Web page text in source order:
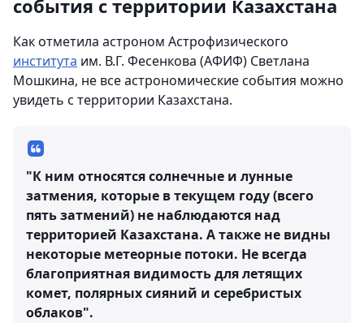
события с территории Казахстана
Как отметила астроном Астрофизического
института им. В.Г. Фесенкова (АФИФ) Светлана
Мошкина, не все астрономические события можно
увидеть с территории Казахстана.
"К ним относятся солнечные и лунные
затмения, которые в текущем году (всего
пять затмений) не наблюдаются над
территорией Казахстана. А также не видны
некоторые метеорные потоки. Не всегда
благоприятная видимость для летящих
комет, полярных сияний и серебристых
облаков".